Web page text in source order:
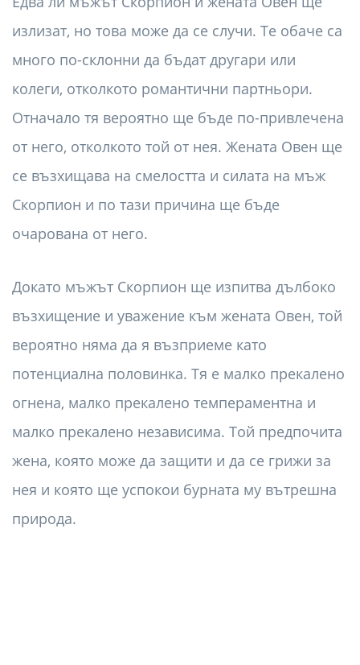
излизат, но това може да се случи. Те обаче са
много по-склонни да бъдат другари или
колеги, отколкото романтични партньори.
Отначало тя вероятно ще бъде по-привлечена
от него, отколкото той от нея. Жената Овен ще
се възхищава на смелостта и силата на мъж
Скорпион и по тази причина ще бъде
очарована от него.
Докато мъжът Скорпион ще изпитва дълбоко
възхищение и уважение към жената Овен, той
вероятно няма да я възприеме като
потенциална половинка. Тя е малко прекалено
огнена, малко прекалено темпераментна и
малко прекалено независима. Той предпочита
жена, която може да защити и да се грижи за
нея и която ще успокои бурната му вътрешна
природа.